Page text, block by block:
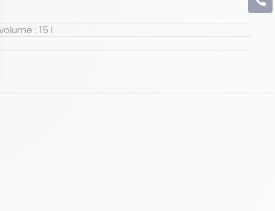
Capacité de stockage en volume : 15 l